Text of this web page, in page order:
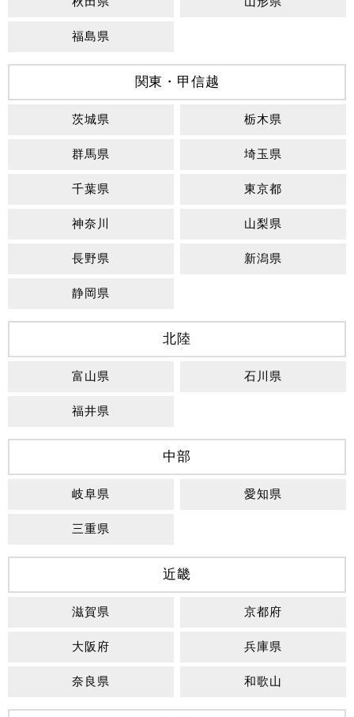
福島県
関東・甲信越
茨城県 栃木県
群馬県 埼玉県
千葉県 東京都
神奈川 山梨県
長野県 新潟県
静岡県
北陸
富山県 石川県
福井県
中部
岐阜県 愛知県
三重県
近畿
滋賀県 京都府
大阪府 兵庫県
奈良県 和歌山